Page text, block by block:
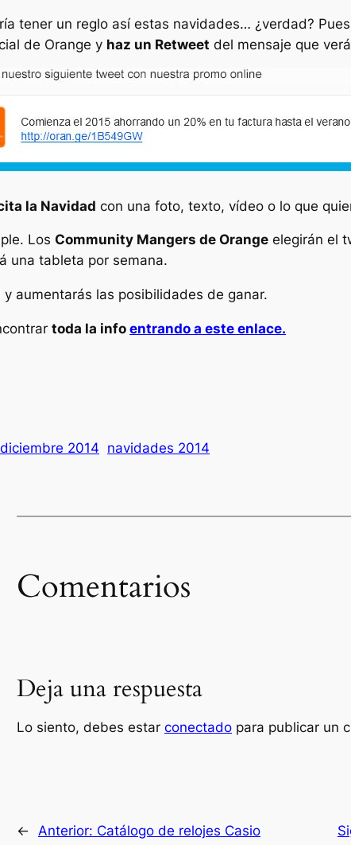
tener un reglo así estas navidades… ¿verdad?
de Orange y haz un Retweet del mensaje que
la Navidad con una foto, texto, vídeo o lo que
Los Community Mangers de Orange elegirán el
una tableta por semana.
y aumentarás las posibilidades de ganar.
toda la info entrando a este enlace.
2014 navidades 2014
Comentarios
Deja una respuesta
Lo siento, debes estar conectado para publicar un
← Anterior: Catálogo de relojes Casio